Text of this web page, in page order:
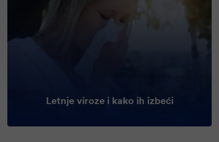
Letnje viroze i kako ih izbeći